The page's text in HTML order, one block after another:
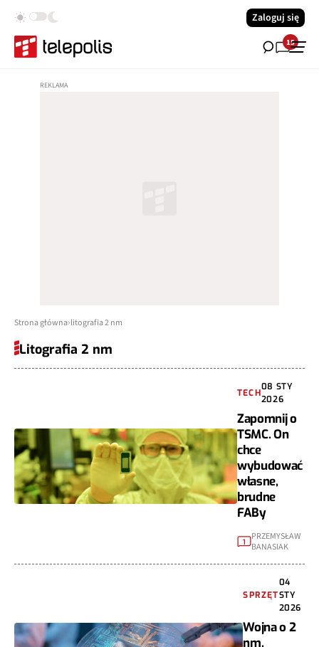
Zaloguj się
15
Strona główna litografia 2 nm
Litografia 2 nm
TECH
08 STY
2026
Zapomnij o
TSMC. On
chce
wybudować
własne,
brudne
FABy
1
PRZEMYSŁAW
BANASIAK
SPRZĘT
04
STY
2026
Wojna o 2
nm.